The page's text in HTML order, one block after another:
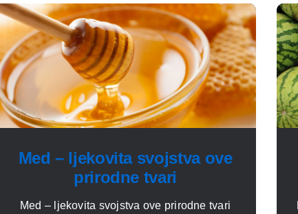
Med – ljekovita svojstva ove
prirodne tvari
Med – ljekovita svojstva ove prirodne tvari